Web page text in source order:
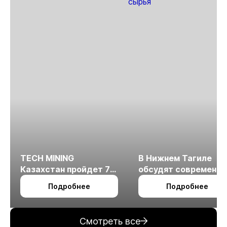
TECH MINING
Казахстан пройдет 7
октября в Алматы
Подробнее
В Нижнем Тагиле
обсудят
технологии
измельчения
Подробнее
Смотреть все